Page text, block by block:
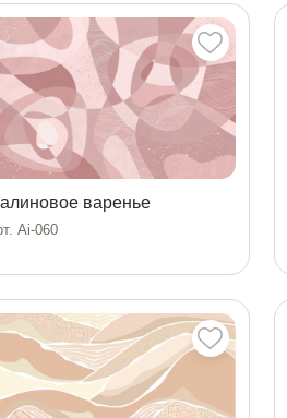
варенье
Ai-060